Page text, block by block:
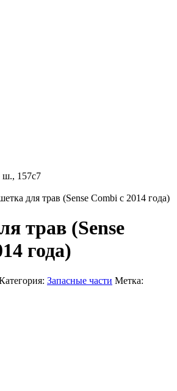
ш., 157с7
для трав (Sense Combi с 2014 года)
трав (Sense
года)
Запасные части Метка: